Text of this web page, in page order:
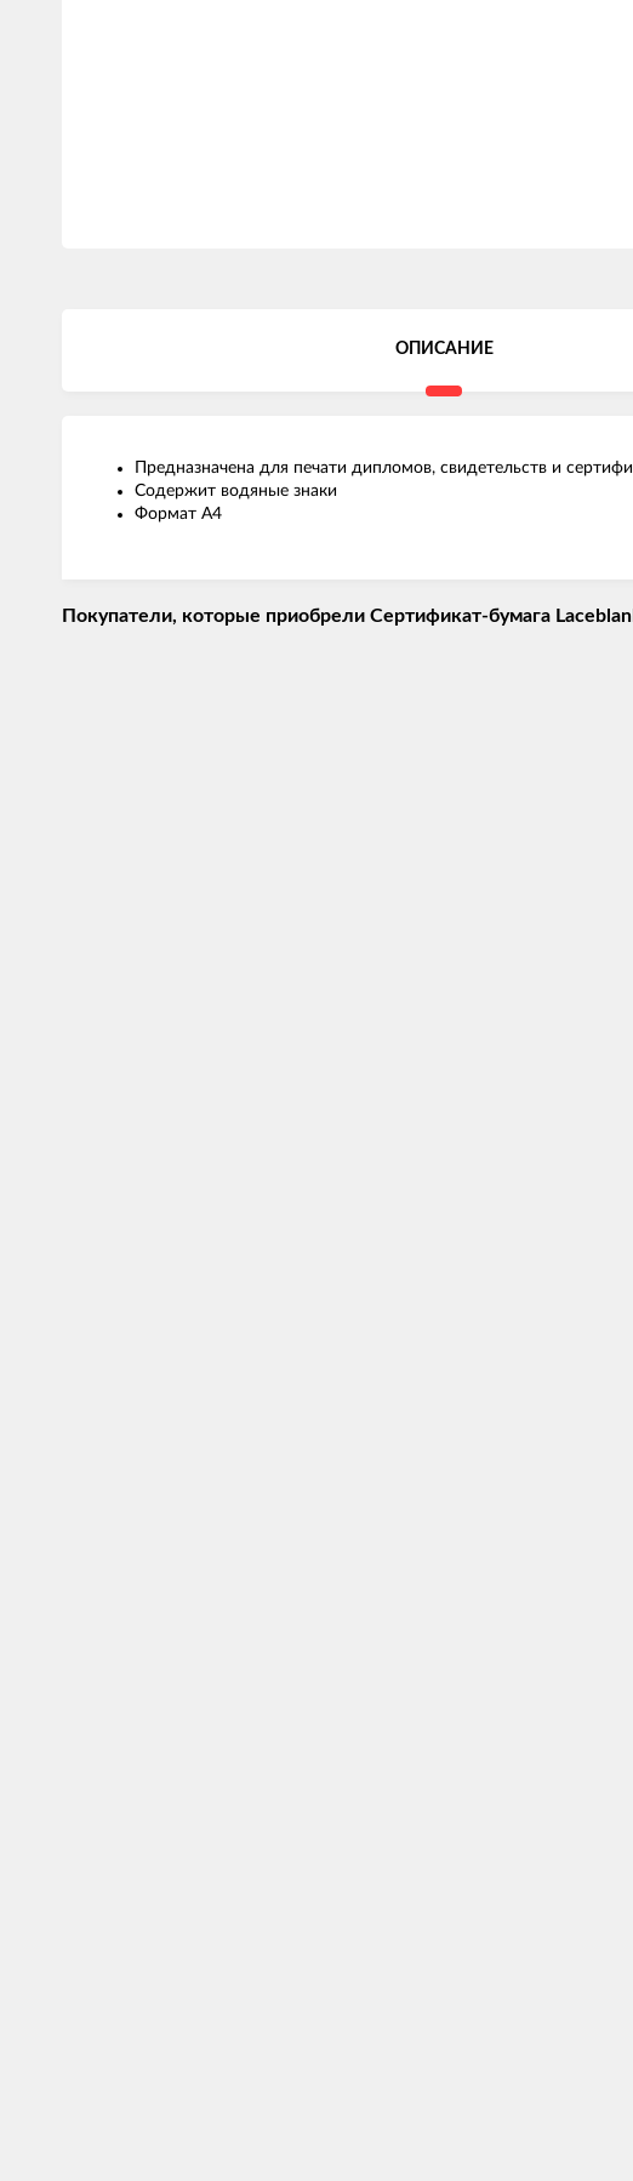
ОПИСАНИЕ
Предназначена для печати дипломов, свидетельств и
Содержит водяные знаки
Формат А4
Покупатели, которые приобрели Сертификат-бумага